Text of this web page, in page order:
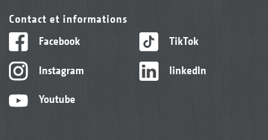
Contact et informations
Facebook
Instagram
Youtube
TikTok
linkedIn